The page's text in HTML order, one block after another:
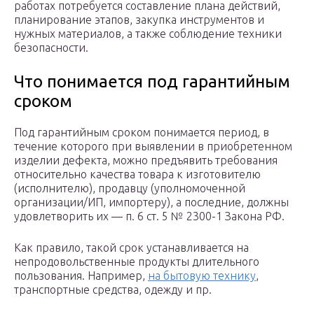
работах потребуется составление плана действий,
планирование этапов, закупка инструментов и
нужных материалов, а также соблюдение техники
безопасности.
Что понимается под гарантийным
сроком
Под гарантийным сроком понимается период, в
течение которого при выявлении в приобретенном
изделии дефекта, можно предъявить требования
относительно качества товара к изготовителю
(исполнителю), продавцу (уполномоченной
организации/ИП, импортеру), а последние, должны
удовлетворить их — п. 6 ст. 5 № 2300-1 Закона РФ.
Как правило, такой срок устанавливается на
непродовольственные продукты длительного
пользования. Например, на бытовую технику,
транспортные средства, одежду и пр.